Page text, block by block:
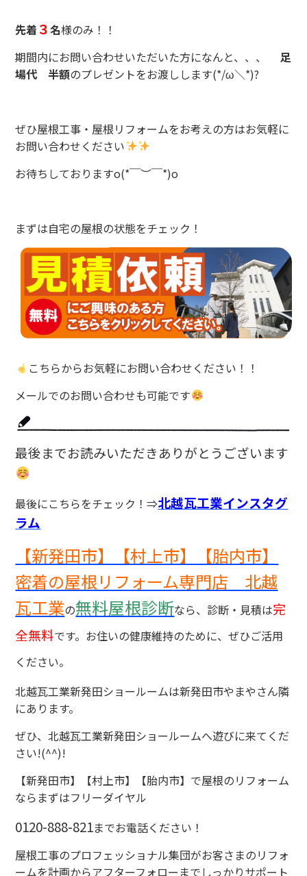
先着 ３名様のみ！！
期間内にお問い合わせいただいた方になんと、、、足
場代 半額のプレゼントをお渡しします(*/ω＼*)?
ぜひ屋根工事・屋根リフォームをお考えの方はお気軽に
お問い合わせください
お待ちしておりますo(*￣︶￣*)o
まずは自宅の屋根の状態をチェック！
こちらからお気軽にお問い合わせください！！
メールでのお問い合わせも可能です
最後までお読みいただきありがとうございます
最後にこちらをチェック！⇒北越瓦工業インスタグ
ラム
【新発田市】【村上市】【胎内市】
密着の屋根リフォーム専門店 北越
瓦工業の無料屋根診断なら、診断・見積は完
全無料です。お住いの健康維持のために、ぜひご活用
ください。
北越瓦工業新発田ショールームは新発田市やまやさん隣
にあります。
ぜひ、北越瓦工業新発田ショールームへ遊びに来てくだ
さい!(^^)!
【新発田市】【村上市】【胎内市】で屋根のリフォーム
ならまずはフリーダイヤル
0120-888-821までお電話ください！
屋根工事のプロフェッショナル集団がお客さまのリフォ
ームを計画からアフターフォローまでしっかりサポート